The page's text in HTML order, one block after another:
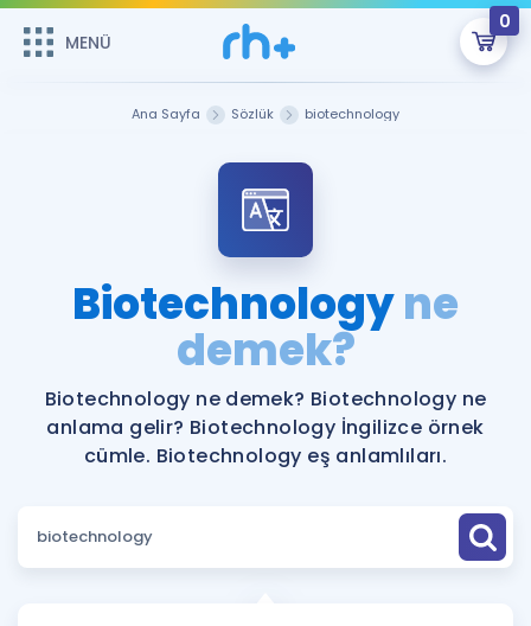
MENÜ
0
Şifremi Hatırlamıyorum
Sepetin Şu An Boş.
Remzi Hoca ile seni sınava hazırlayacak onlarca eğitim seni
bekliyor!
MENÜ
Katılımcı Görüşleri
Faydalı Araçlar
Ücretsiz Kaynaklar
Puan Hesaplama
İngilizce Gramer
Ana Sayfa Sözlük biotechnology
Biotechnologyne
demek?
Biotechnology ne demek? Biotechnology ne
anlama gelir? Biotechnology İngilizce örnek
cümle. Biotechnology eş anlamlıları.